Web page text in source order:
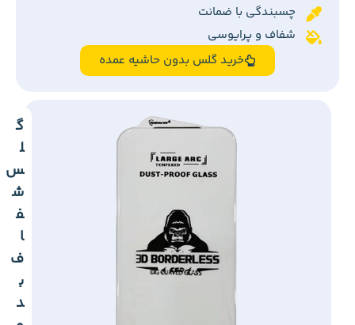
چسبندگی با ضمانت
شفاف و پرایوسی
خرید گلس بدون حاشیه عمده
گ
ل
س
ش
ف
ا
ف
ب
د